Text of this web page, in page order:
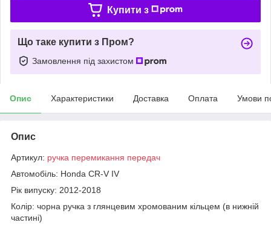
Купити з
Що таке купити з Пром?
Замовлення під захистом
Опис Характеристики Доставка Оплата Умови
Опис
Артикул: ручка перемикання передач
Автомобіль: Honda CR-V IV
Рік випуску: 2012-2018
Колір: чорна ручка з глянцевим хромованим кільцем (в нижній
частині)